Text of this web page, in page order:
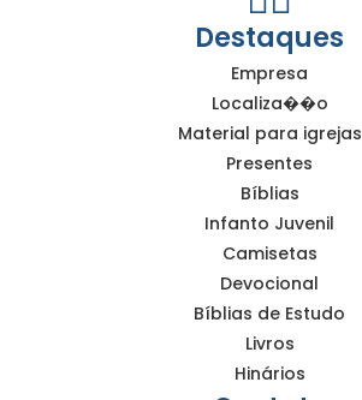
Destaques
Empresa
Localiza��o
Material para igrejas
Presentes
Bíblias
Infanto Juvenil
Camisetas
Devocional
Bíblias de Estudo
Livros
Hinários